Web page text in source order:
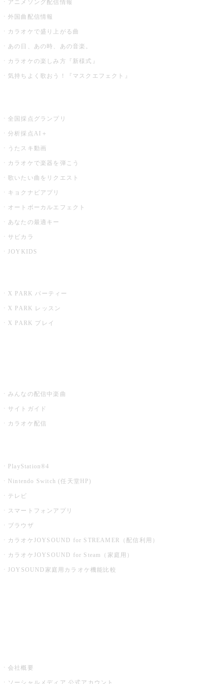
アニメソング配信情報
外国曲配信情報
カラオケで盛り上がる曲
あの日、あの時、あの音楽。
カラオケの楽しみ方『新様式』
気持ちよく歌おう！『マスクエフェクト』
全国採点グランプリ
分析採点AI＋
うたスキ動画
カラオケで楽器を弾こう
歌いたい曲をリクエスト
キョクナビアプリ
オートボーカルエフェクト
あなたの最適キー
サビカラ
JOYKIDS
X PARK パーティー
X PARK レッスン
X PARK プレイ
みんなの配信中楽曲
サイトガイド
カラオケ配信
PlayStation®4
Nintendo Switch (任天堂HP)
テレビ
スマートフォンアプリ
ブラウザ
カラオケJOYSOUND for STREAMER（配信利用）
カラオケJOYSOUND for Steam（家庭用）
JOYSOUND家庭用カラオケ機能比較
会社概要
ソーシャルメディア 公式アカウント